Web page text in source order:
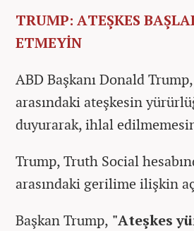
TRUMP: ATEŞKES
ETMEYİN
ABD Başkanı Donald
arasındaki ateşkesin
duyurarak, ihlal
Trump, Truth Social
arasındaki gerilime ilişkin
Başkan Trump, "Ateşkes